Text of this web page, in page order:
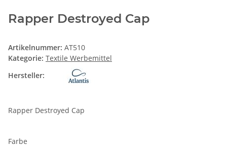
Rapper Destroyed Cap
Artikelnummer: AT510
Kategorie: Textile Werbemittel
Hersteller:
Rapper Destroyed Cap
Farbe